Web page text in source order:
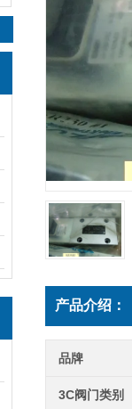
产品介绍：
品牌
3C阀门类别